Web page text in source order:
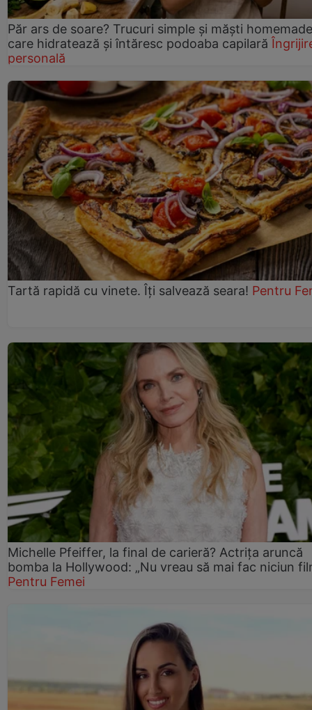
Păr ars de soare? Trucuri simple și măști homemade
care hidratează și întăresc podoaba capilară
personală
Tartă rapidă cu vinete. Îți salvează seara! Pentru
Michelle Pfeiffer, la final de carieră? Actrița aruncă
bomba la Hollywood: „Nu vreau să mai fac niciun
Pentru Femei